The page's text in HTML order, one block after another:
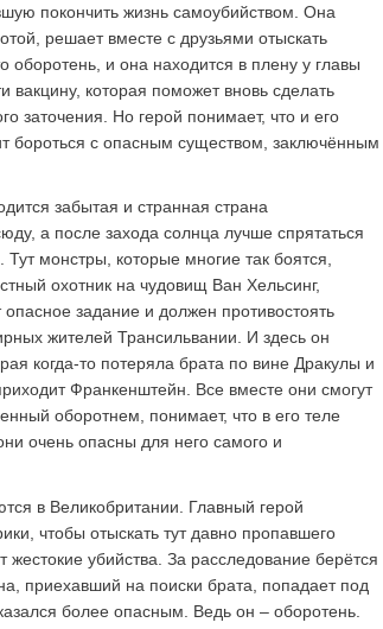
покончить жизнь самоубийством. Она
решает вместе с друзьями отыскать
оборотень, и она находится в плену у главы
которая поможет вновь сделать
заточения. Но герой понимает, что и его
бороться с опасным существом, заключённым
забытая и странная страна
а после захода солнца лучше спрятаться
монстры, которые многие так боятся,
охотник на чудовищ Ван Хельсинг,
задание и должен противостоять
жителей Трансильвании. И здесь он
когда-то потеряла брата по вине Дракулы и
Франкенштейн. Все вместе они смогут
оборотнем, понимает, что в его теле
очень опасны для него самого и
в Великобритании. Главный герой
чтобы отыскать тут давно пропавшего
жестокие убийства. За расследование берётся
приехавший на поиски брата, попадает под
более опасным. Ведь он – оборотень.